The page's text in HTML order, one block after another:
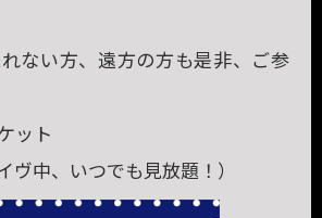
ない方、遠方の方も是非、ご参
ット
ヴ中、いつでも見放題！）